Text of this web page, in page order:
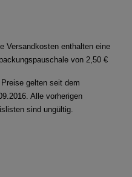
Versandkosten enthalten eine
von 2,50 €
Preise gelten seit dem
Alle vorherigen
sind ungültig.